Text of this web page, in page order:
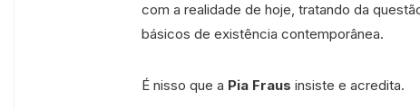
com a realidade de hoje, tratando da
básicos de existência contemporânea.
É nisso que a Pia Fraus insiste e acredita.